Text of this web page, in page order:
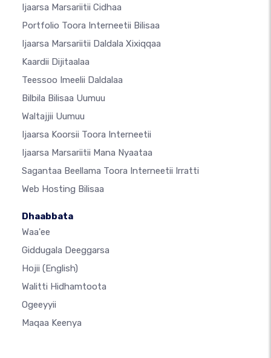
Ijaarsa Marsariitii Cidhaa
Portfolio Toora Interneetii Bilisaa
Ijaarsa Marsariitii Daldala Xixiqqaa
Kaardii Dijitaalaa
Teessoo Imeelii Daldalaa
Bilbila Bilisaa Uumuu
Waltajjii Uumuu
Ijaarsa Koorsii Toora Interneetii
Ijaarsa Marsariitii Mana Nyaataa
Sagantaa Beellama Toora Interneetii Irratti
Web Hosting Bilisaa
Dhaabbata
Waa'ee
Giddugala Deeggarsa
Hojii (English)
Walitti Hidhamtoota
Ogeeyyii
Maqaa Keenya